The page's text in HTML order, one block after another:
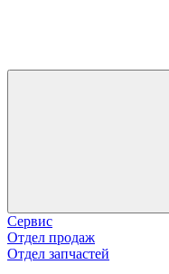
Сервис
Отдел продаж
Отдел запчастей